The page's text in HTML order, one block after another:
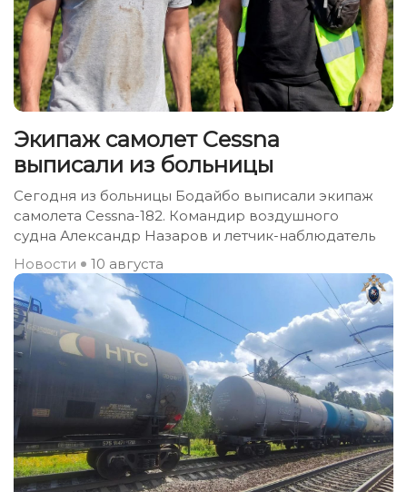
Экипаж самолет Сessna
выписали из больницы
Сегодня из больницы Бодайбо выписали экипаж
самолета Сessna-182. Командир воздушного
судна Александр Назаров и летчик-наблюдатель
Новости
10 августа